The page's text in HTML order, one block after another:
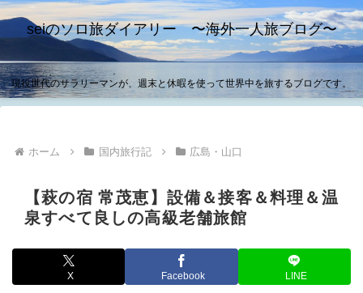
seiのソロ旅ダイアリー 〜海外一人旅ブログ〜
現役世代のサラリーマンが、週末と休暇を使って世界中を旅するブログです。
ホーム 国内旅行記 広島・山口
【萩の宿 常茂恵】設備＆接客＆料理＆温
泉すべて良しの高級老舗旅館
X Facebook LINE